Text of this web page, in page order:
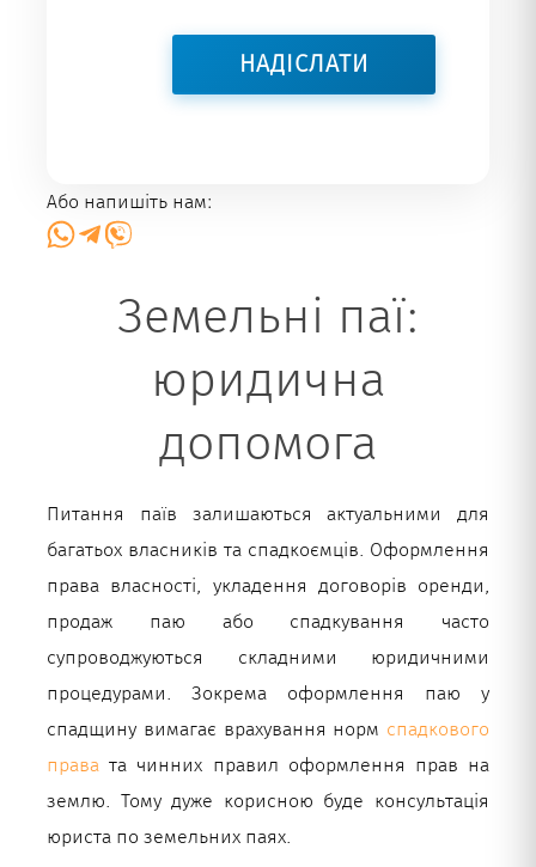
Або напишіть нам:
Земельні паї:
юридична
допомога
Питання паїв залишаються актуальними для
багатьох власників та спадкоємців. Оформлення
права власності, укладення договорів оренди,
продаж паю або спадкування часто
супроводжуються складними юридичними
процедурами. Зокрема оформлення паю у
спадщину вимагає врахування норм спадкового
права та чинних правил оформлення прав на
землю. Тому дуже корисною буде консультація
юриста по земельних паях.